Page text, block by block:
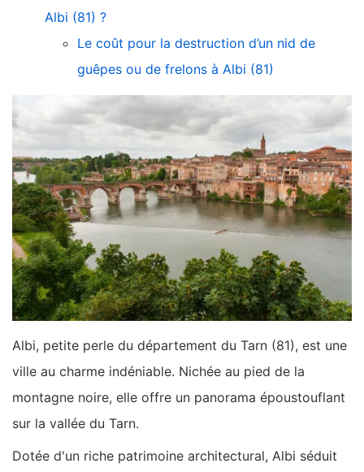
Albi (81) ?
Le coût pour la destruction d’un nid de
guêpes ou de frelons à Albi (81)
Albi, petite perle du département du Tarn (81), est une
ville au charme indéniable. Nichée au pied de la
montagne noire, elle offre un panorama époustouflant
sur la vallée du Tarn.
Dotée d'un riche patrimoine architectural, Albi séduit